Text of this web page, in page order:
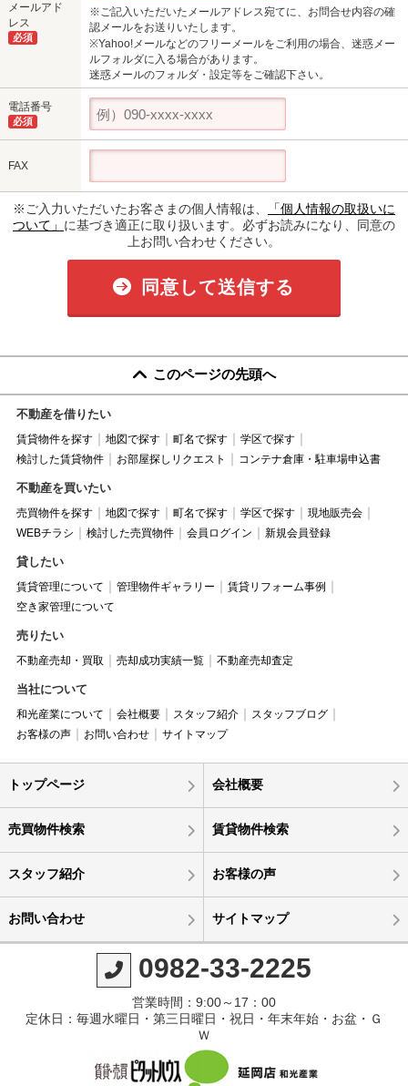
メールアド
レス
必須
※ご記入いただいたメールアドレス宛てに、お問合せ内容の確
認メールをお送りいたします。
※Yahoo!メールなどのフリーメールをご利用の場合、迷惑メー
ルフォルダに入る場合があります。
迷惑メールのフォルダ・設定等をご確認下さい。
電話番号
必須
FAX
※ご入力いただいたお客さまの個人情報は、
「個人情報の取扱いに
ついて」 に基づき適正に取り扱います。必ずお読みになり、同意の
上お問い合わせください。
同意して送信する
このページの先頭へ
不動産を借りたい
賃貸物件を探す 地図で探す 町名で探す
学区で探す
検討した賃貸物件
お部屋探しリクエスト コンテナ倉庫・駐車場申込書
不動産を買いたい
売買物件を探す 地図で探す 町名で探す 学区で探す
現地販売会
WEBチラシ
検討した売買物件 会員ログイン 新規会員登録
貸したい
賃貸管理について 管理物件ギャラリー
賃貸リフォーム事例
空き家管理について
売りたい
不動産売却・買取 売却成功実績一覧 不動産売却査定
当社について
和光産業について 会社概要 スタッフ紹介
スタッフブログ
お客様の声
お問い合わせ サイトマップ
トップページ 会社概要
売買物件検索 賃貸物件検索
スタッフ紹介 お客様の声
お問い合わせ サイトマップ
0982-33-2225
営業時間：9:00～17：00
定休日：毎週水曜日・第三日曜日・祝日・年末年始・お盆・Ｇ
Ｗ